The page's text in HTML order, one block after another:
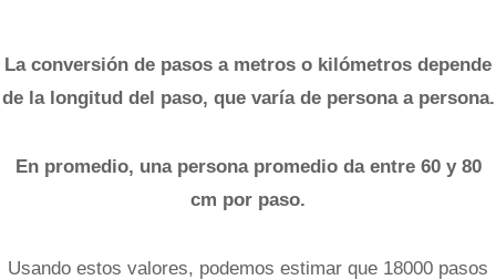
La conversión de pasos a metros o kilómetros depende
de la longitud del paso, que varía de persona a persona.
En promedio, una persona promedio da entre 60 y 80
cm por paso.
Usando estos valores, podemos estimar que 18000 pasos